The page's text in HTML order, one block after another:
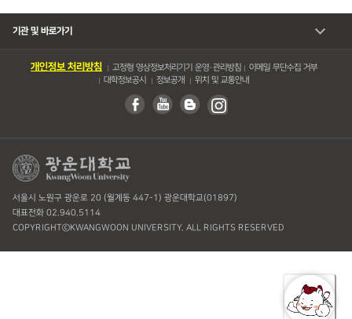
기관 및 바로가기
개인정보 처리방침 고정형 영상정보처리기기 운영・관리방침
이메일 무단수집 거부
대학정보공시
정보공개 위치 및 교통안내
서울시 노원구 광운로 20 (월계동 447-1) 광운대학교(01897)
대표전화 02.940.5114
COPYRIGHTⓒKWANGWOON UNIVERSITY. ALL RIGHTS RESERVED